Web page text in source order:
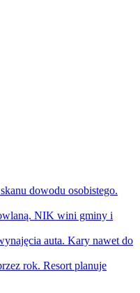
dowodu osobistego.
NIK wini gminy i
auta. Kary nawet do
rok. Resort planuje